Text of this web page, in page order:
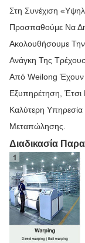
Στη Συνέχιση
Προσπαθούμε Να
Ακολουθήσουμε
Ανάγκη Της
Από Weilong Έχουν
Εξυπηρέτηση,
Καλύτερη
Μεταπώλησης.
Διαδικασία